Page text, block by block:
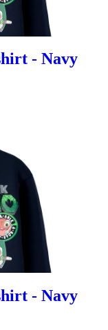
- Navy
- Navy